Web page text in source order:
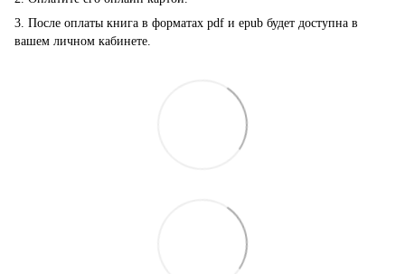
3. После оплаты книга в форматах pdf и epub будет доступна в
вашем личном кабинете.